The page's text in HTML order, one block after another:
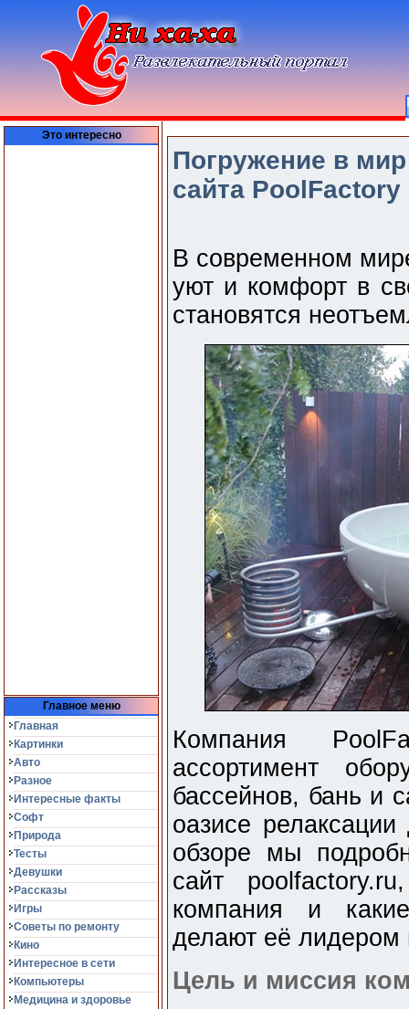
Это интересно
Главное меню
Главная
Картинки
Авто
Разное
Интересные факты
Софт
Природа
Тесты
Девушки
Рассказы
Игры
Советы по ремонту
Кино
Интересное в сети
Компьютеры
Медицина и здоровье
Погружение в
сайта
В современном
уют и комфорт в
становятся
Компания
ассортимент
бассейнов, бань и
оазисе
обзоре мы
сайт
компания и
делают её лидером
Цель и миссия